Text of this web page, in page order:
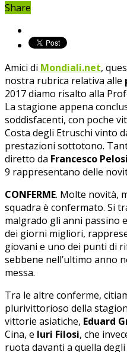
Share
Amici di Mondiali.net,
nostra rubrica relativa alle
2017 diamo risalto alla
La stagione appena
soddisfacenti, con poche
Costa degli Etruschi vinto
prestazioni sottotono.
diretto da Francesco Pelosi
9 rappresentano delle
CONFERME. Molte novità,
squadra è confermato. Si
malgrado gli anni passino
dei giorni migliori,
giovani e uno dei punti di
sebbene nell’ultimo anno
messa.
Tra le altre conferme,
plurivittorioso della
vittorie asiatiche, Eduard
Cina, e Iuri Filosi, che
ruota davanti a quella